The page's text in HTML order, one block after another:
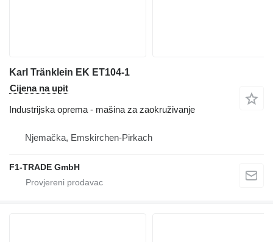
Karl Tränklein EK ET104-1
Cijena na upit
Industrijska oprema - mašina za zaokruživanje
Njemačka, Emskirchen-Pirkach
F1-TRADE GmbH